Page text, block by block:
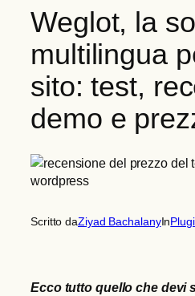
Weglot, la
multilingua
sito: test,
demo e
Scritto daZiyad BachalanyIn
Ecco tutto quello che devi